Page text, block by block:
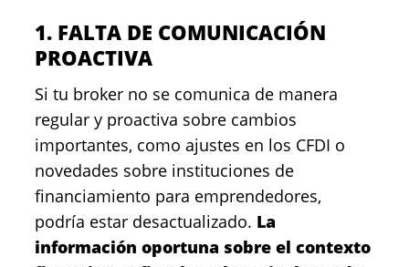
1. FALTA DE COMUNICACIÓN
PROACTIVA
Si tu broker no se comunica de manera
regular y proactiva sobre cambios
importantes, como ajustes en los CFDI o
novedades sobre instituciones de
financiamiento para emprendedores,
podría estar desactualizado. La
información oportuna sobre el contexto